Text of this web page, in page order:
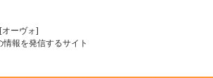
オーヴォ]
情報を発信するサイト